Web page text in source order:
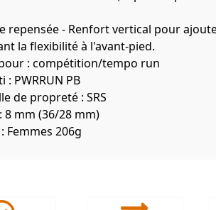
repensée - Renfort vertical pour
la flexibilité à l'avant-pied.
: compétition/tempo run
: PWRRUN PB
de propreté : SRS
8 mm (36/28 mm)
Femmes 206g